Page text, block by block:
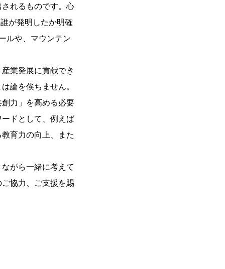
れるものです。心
が発明したか明確
ルや、マウンテン
業発展に貢献でき
論を俟ちません。
力」を高める必要
ドとして、例えば
育力の向上、また
がら一緒に考えて
協力、ご支援を賜